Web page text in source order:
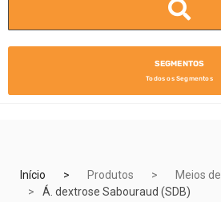
SEGMENTOS
Todos os Segmentos
Início Produtos
Meios
Á. dextrose Sabouraud (SDB)